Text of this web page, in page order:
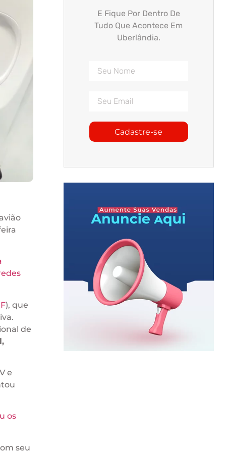
), que
de
e
os
seu
E Fique Por Dentro De
Tudo Que Acontece Em
Uberlândia.
Cadastre-se